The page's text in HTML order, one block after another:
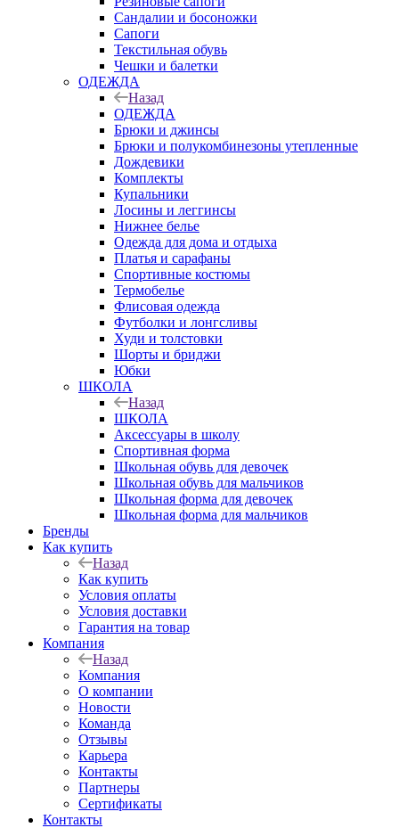
Сандалии и босоножки
Сапоги
Текстильная обувь
Чешки и балетки
ОДЕЖДА
Назад
ОДЕЖДА
Брюки и джинсы
Брюки и полукомбинезоны утепленные
Дождевики
Комплекты
Купальники
Лосины и леггинсы
Нижнее белье
Одежда для дома и отдыха
Платья и сарафаны
Спортивные костюмы
Термобелье
Флисовая одежда
Футболки и лонгсливы
Худи и толстовки
Шорты и бриджи
Юбки
ШКОЛА
Назад
ШКОЛА
Аксессуары в школу
Спортивная форма
Школьная обувь для девочек
Школьная обувь для мальчиков
Школьная форма для девочек
Школьная форма для мальчиков
Бренды
Как купить
Назад
Как купить
Условия оплаты
Условия доставки
Гарантия на товар
Компания
Назад
Компания
О компании
Новости
Команда
Отзывы
Карьера
Контакты
Партнеры
Сертификаты
Контакты